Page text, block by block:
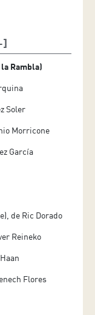
la Rambla)
Soler
Morricone
García
de Ric Dorado
Reineko
Flores